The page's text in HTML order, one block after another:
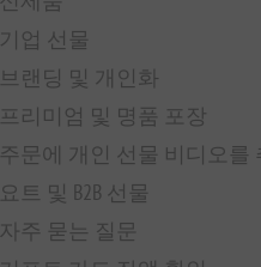
기업 선물
브랜딩 및 개인화
프리미엄 및 명품 포장
주문에 개인 선물 비디오를
요트 및 B2B 선물
자주 묻는 질문